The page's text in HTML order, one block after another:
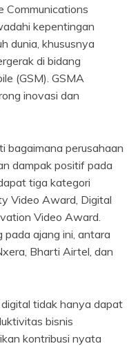
Communications
kepentingan
dunia, khususnya
di bidang
(GSM). GSMA
inovasi dan
bagaimana perusahaan
dampak positif pada
tiga kategori
Video Award, Digital
Video Award.
ajang ini, antara
Bharti Airtel, dan
tidak hanya dapat
bisnis
kontribusi nyata